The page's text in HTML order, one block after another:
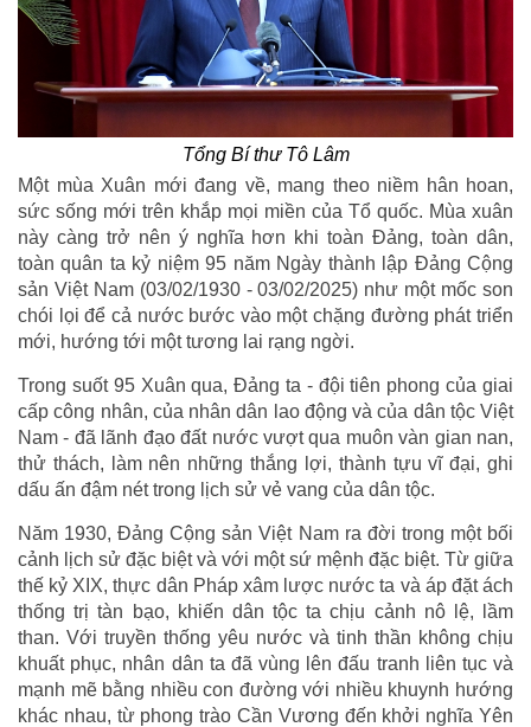
Tổng Bí thư Tô Lâm
Một mùa Xuân mới đang về, mang theo niềm hân hoan,
sức sống mới trên khắp mọi miền của Tổ quốc. Mùa xuân
này càng trở nên ý nghĩa hơn khi toàn Đảng, toàn dân,
toàn quân ta kỷ niệm 95 năm Ngày thành lập Đảng Cộng
sản Việt Nam (03/02/1930 - 03/02/2025) như một mốc son
chói lọi để cả nước bước vào một chặng đường phát triển
mới, hướng tới một tương lai rạng ngời.
Trong suốt 95 Xuân qua, Đảng ta - đội tiên phong của giai
cấp công nhân, của nhân dân lao động và của dân tộc Việt
Nam - đã lãnh đạo đất nước vượt qua muôn vàn gian nan,
thử thách, làm nên những thắng lợi, thành tựu vĩ đại, ghi
dấu ấn đậm nét trong lịch sử vẻ vang của dân tộc.
Năm 1930, Đảng Cộng sản Việt Nam ra đời trong một bối
cảnh lịch sử đặc biệt và với một sứ mệnh đặc biệt. Từ giữa
thế kỷ XIX, thực dân Pháp xâm lược nước ta và áp đặt ách
thống trị tàn bạo, khiến dân tộc ta chịu cảnh nô lệ, lầm
than. Với truyền thống yêu nước và tinh thần không chịu
khuất phục, nhân dân ta đã vùng lên đấu tranh liên tục và
mạnh mẽ bằng nhiều con đường với nhiều khuynh hướng
khác nhau, từ phong trào Cần Vương đến khởi nghĩa Yên